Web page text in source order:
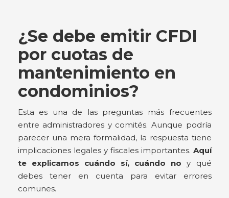
¿Se debe emitir CFDI
por cuotas de
mantenimiento en
condominios?
Esta es una de las preguntas más frecuentes
entre administradores y comités. Aunque podría
parecer una mera formalidad, la respuesta tiene
implicaciones legales y fiscales importantes. Aquí
te explicamos cuándo sí, cuándo no y qué
debes tener en cuenta para evitar errores
comunes.